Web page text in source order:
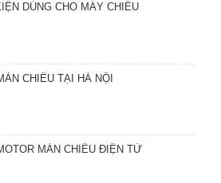
DÙNG CHO MÁY CHIẾU
CHIẾU TẠI HÀ NỘI
MÀN CHIẾU ĐIỆN TỬ